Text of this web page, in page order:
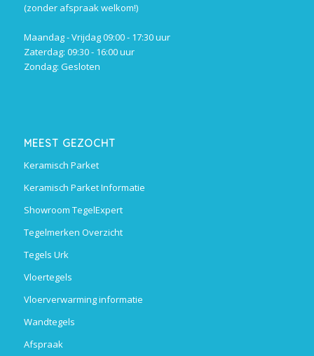
(zonder afspraak welkom!)
Maandag - Vrijdag 09:00 - 17:30 uur
Zaterdag: 09:30 - 16:00 uur
Zondag: Gesloten
MEEST GEZOCHT
Keramisch Parket
Keramisch Parket Informatie
Showroom TegelExpert
Tegelmerken Overzicht
Tegels Urk
Vloertegels
Vloerverwarming informatie
Wandtegels
Afspraak